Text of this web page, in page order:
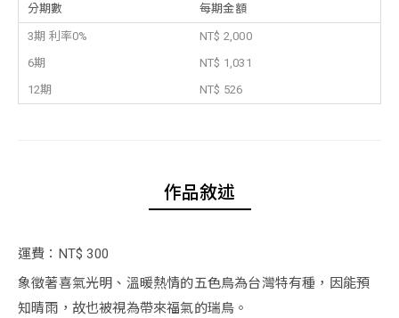
分期數 每期金額
3期 利率0%
NT$ 2,000
6期
NT$ 1,031
12期
NT$ 526
作品敘述
運費：NT$ 300
象徵著喜氣光明、溫暖熱情的五色鳥為台灣特有種，因能預
知晴雨，故也被視為帶來福氣的瑞鳥。